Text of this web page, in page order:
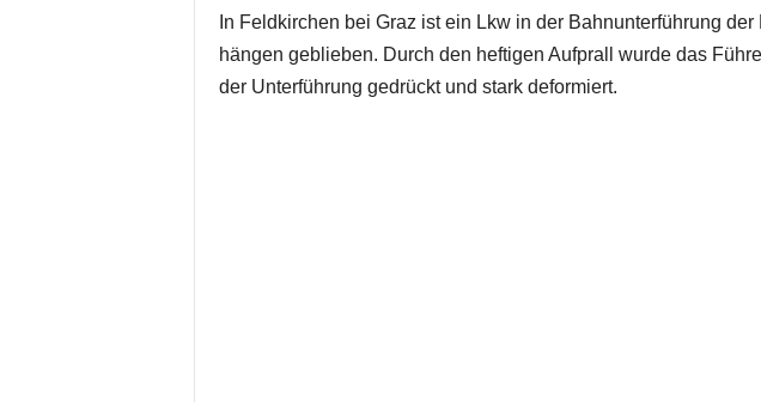
In Feldkirchen bei Graz ist ein Lkw in der Bahnunterführung
hängen geblieben. Durch den heftigen Aufprall wurde das
der Unterführung gedrückt und stark deformiert.